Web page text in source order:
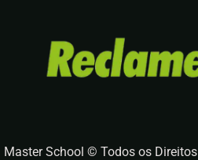
Master School © Todos os